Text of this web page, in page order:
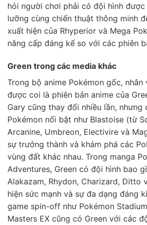
hỏi người chơi phải có đội hình
lưỡng cùng chiến thuật thông minh
xuất hiện của Rhyperior và Mega
nâng cấp đáng kể so với các phiên
Green trong các media khác
Trong bộ anime Pokémon gốc, nhân
được coi là phiên bản anime của
Gary cũng thay đổi nhiều lần, nhưng
Pokémon nổi bật như Blastoise (từ
Arcanine, Umbreon, Electivire và
sự trưởng thành và khám phá các
vùng đất khác nhau. Trong manga
Adventures, Green có đội hình bao
Alakazam, Rhydon, Charizard, Ditto
hiện sức mạnh và sự đa dạng đáng
game spin-off như Pokémon
Masters EX cũng có Green với các